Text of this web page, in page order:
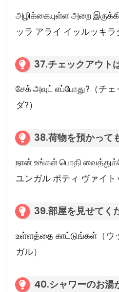
அழிக்கையுள்ள அறை
ッラ アライ イッルッキラ
37.チェックアウト
சேக் அவுட் எப்போது?（チェ
ダ?）
38.荷物を預かって
நான் உங்கள் பொதி
ユンガル ポティ ヴァイト
39.部屋を見せてく
உள்ளத்தை காட்டுங்கள்（ウ
ガル）
40.シャワーのお湯